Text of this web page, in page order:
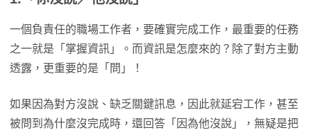
一個負責任的職場工作者，要確實完成工作，最重要的任務
之一就是「掌握資訊」。而資訊是怎麼來的？除了對方主動
透露，更重要的是「問」！
如果因為對方沒說、缺乏關鍵訊息，因此就延宕工作，甚至
被問到為什麼沒完成時，還回答「因為他沒說」，無疑是把